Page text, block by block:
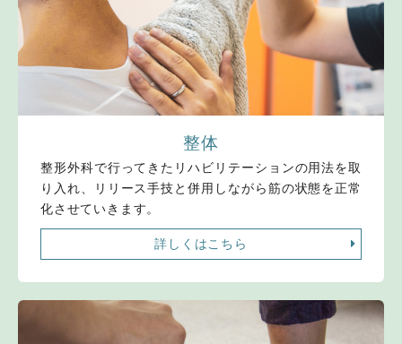
整体
整形外科で行ってきたリハビリテーションの用法を取
り入れ、リリース手技と併用しながら筋の状態を正常
化させていきます。
詳しくはこちら